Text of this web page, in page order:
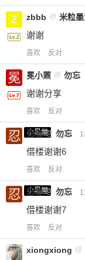
zbbb @ 米粒墨
谢谢
喜欢 反对
冕小罴 @ 勿忘
谢谢分享
喜欢 反对
小黑屋
忍者 @ 勿忘
借楼谢谢6
喜欢 反对
小黑屋
忍者 @ 勿忘
借楼谢谢7
喜欢 反对
xiongxiong @